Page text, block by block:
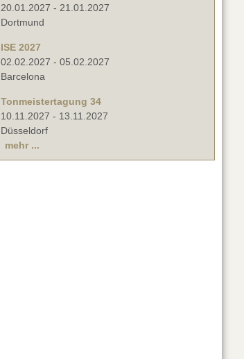
20.01.2027 - 21.01.2027
Dortmund
ISE 2027
02.02.2027 - 05.02.2027
Barcelona
Tonmeistertagung 34
10.11.2027 - 13.11.2027
Düsseldorf
mehr ...